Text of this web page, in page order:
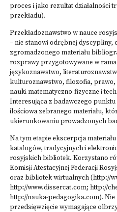
proces i jako rezultat działalności
przekładu).
Przekładoznawstwo w nauce
– nie stanowi odrębnej dyscypliny,
zgromadzonego materiału
rozprawy przygotowywane w
językoznawstwo,
kulturoznawstwo, filozofia,
nauki matematyczno-fizyczne i
Interesująca z badawczego punktu
ilościowa zebranego materiału,
ukierunkowaniu prowadzonych
Na tym etapie ekscerpcja
katalogów, tradycyjnych i
rosyjskich bibliotek. Korzystano
Komisji Atestacyjnej Federacji
oraz bibliotek wirtualnych (http://
http://www.dissercat.com; http://
http://nauka-pedagogika.com). Nie
przedsięwzięcie wymagające